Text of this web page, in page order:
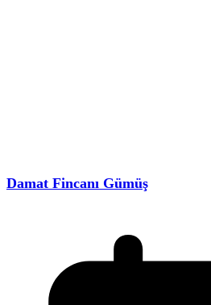
Damat Fincanı Gümüş